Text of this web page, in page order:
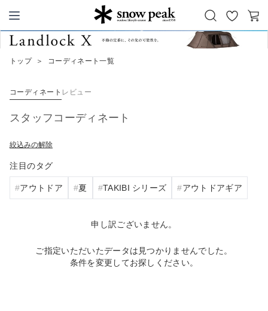
Snow Peak
お
気
カ
トップ ＞ コーディネート一覧
コーディネート レビュー
スタッフコーディネート
絞込みの解除
注目のタグ
アウトドア 夏 TAKIBI シリーズ アウトドアギア
申し訳ございません。
ご指定いただいたデータは見つかりませんでした。
条件を変更してお探しください。